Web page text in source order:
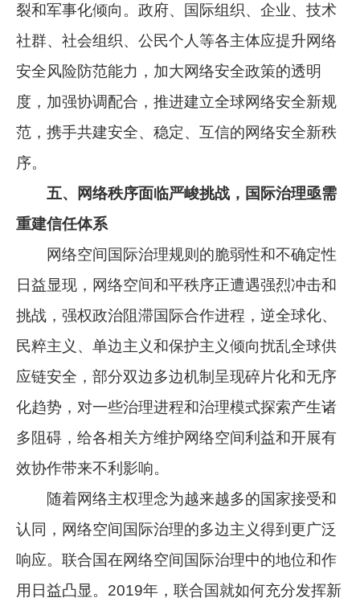
裂和军事化倾向。政府、国际组织、企业、技术
社群、社会组织、公民个人等各主体应提升网络
安全风险防范能力，加大网络安全政策的透明
度，加强协调配合，推进建立全球网络安全新规
范，携手共建安全、稳定、互信的网络安全新秩
序。
五、网络秩序面临严峻挑战，国际治理亟需
重建信任体系
网络空间国际治理规则的脆弱性和不确定性
日益显现，网络空间和平秩序正遭遇强烈冲击和
挑战，强权政治阻滞国际合作进程，逆全球化、
民粹主义、单边主义和保护主义倾向扰乱全球供
应链安全，部分双边多边机制呈现碎片化和无序
化趋势，对一些治理进程和治理模式探索产生诸
多阻碍，给各相关方维护网络空间利益和开展有
效协作带来不利影响。
随着网络主权理念为越来越多的国家接受和
认同，网络空间国际治理的多边主义得到更广泛
响应。联合国在网络空间国际治理中的地位和作
用日益凸显。2019年，联合国就如何充分发挥新